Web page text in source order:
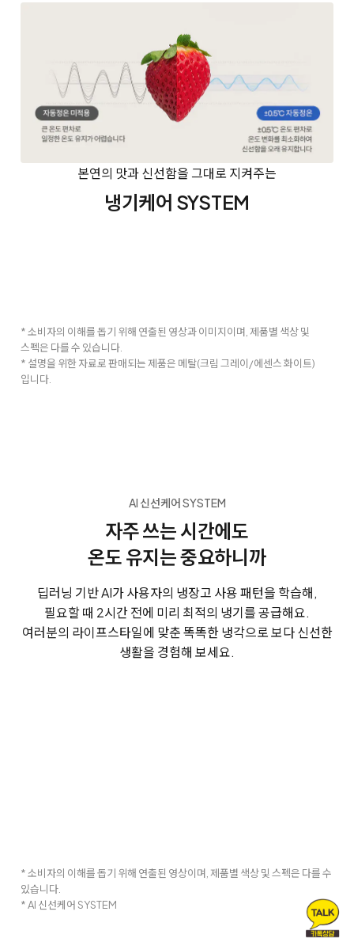
본연의 맛과 신선함을 그대로 지켜주는
냉기케어 SYSTEM
* 소비자의 이해를 돕기 위해 연출된 영상과 이미지이며, 제품별 색상 및
스펙은 다를 수 있습니다.
* 설명을 위한 자료로 판매되는 제품은 메탈(크림 그레이/에센스 화이트)
입니다.
AI 신선케어 SYSTEM
자주 쓰는 시간에도
온도 유지는 중요하니까
딥러닝 기반 AI가 사용자의 냉장고 사용 패턴을 학습해,
필요할 때 2시간 전에 미리 최적의 냉기를 공급해요.
여러분의 라이프스타일에 맞춘 똑똑한 냉각으로 보다 신선한
생활을 경험해 보세요.
* 소비자의 이해를 돕기 위해 연출된 영상이며, 제품별 색상 및 스펙은 다를 수
있습니다.
* AI 신선케어 SYSTEM